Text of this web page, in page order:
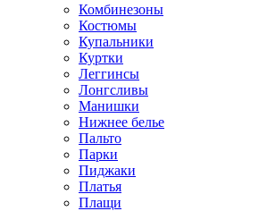
Комбинезоны
Костюмы
Купальники
Куртки
Леггинсы
Лонгсливы
Манишки
Нижнее белье
Пальто
Парки
Пиджаки
Платья
Плащи